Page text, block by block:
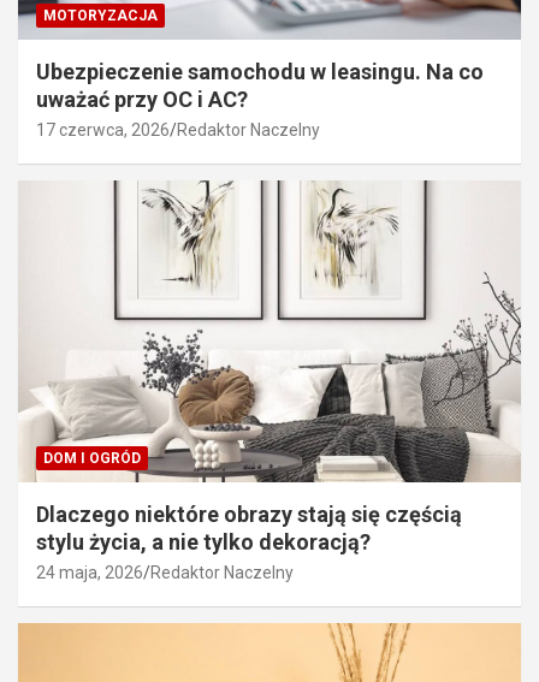
MOTORYZACJA
Ubezpieczenie samochodu w leasingu. Na co
uważać przy OC i AC?
17 czerwca, 2026 Redaktor Naczelny
DOM I OGRÓD
Dlaczego niektóre obrazy stają się częścią
stylu życia, a nie tylko dekoracją?
24 maja, 2026 Redaktor Naczelny